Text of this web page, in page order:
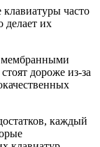
часто
их
мембранными
дороже из-за
каждый